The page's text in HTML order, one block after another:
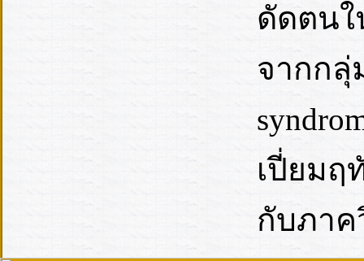
ดัดตนใ
จากกลุ่
เปี่ยมฤ
กับภา